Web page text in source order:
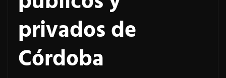
privados de
Córdoba